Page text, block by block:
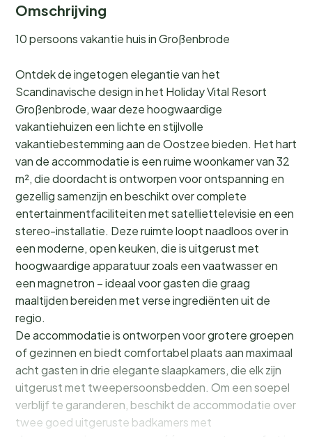
Omschrijving
10 persoons vakantie huis in Großenbrode
Ontdek de ingetogen elegantie van het
Scandinavische design in het Holiday Vital Resort
Großenbrode, waar deze hoogwaardige
vakantiehuizen een lichte en stijlvolle
vakantiebestemming aan de Oostzee bieden. Het hart
van de accommodatie is een ruime woonkamer van 32
m², die doordacht is ontworpen voor ontspanning en
gezellig samenzijn en beschikt over complete
entertainmentfaciliteiten met satelliettelevisie en een
stereo-installatie. Deze ruimte loopt naadloos over in
een moderne, open keuken, die is uitgerust met
hoogwaardige apparatuur zoals een vaatwasser en
een magnetron – ideaal voor gasten die graag
maaltijden bereiden met verse ingrediënten uit de
regio.
De accommodatie is ontworpen voor grotere groepen
of gezinnen en biedt comfortabel plaats aan maximaal
acht gasten in drie elegante slaapkamers, die elk zijn
uitgerust met tweepersoonsbedden. Om een soepel
verblijf te garanderen, beschikt de accommodatie over
twee goed uitgeruste badkamers met